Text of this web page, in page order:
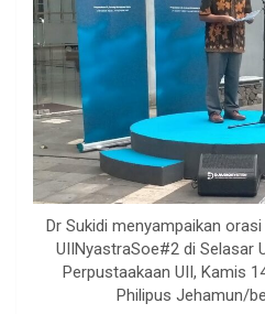
Dr Sukidi menyampaikan
UIINyastraSoe#2 di Selasar
Perpustaakaan UII, Kamis
Philipus Jehamun/